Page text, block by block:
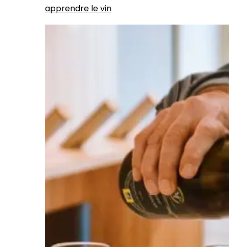
apprendre le vin